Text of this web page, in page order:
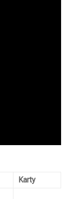
Karty